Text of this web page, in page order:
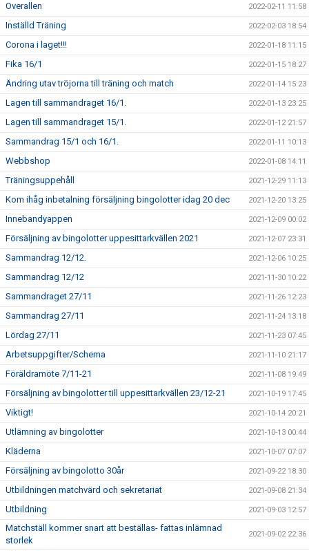
Overallen 2022-02-11 11:58
Inställd Träning 2022-02-03 18:54
Corona i laget!!! 2022-01-18 11:15
Fika 16/1 2022-01-15 18:27
Ändring utav tröjorna till träning och match 2022-01-14 15:23
Lagen till sammandraget 16/1. 2022-01-13 23:25
Lagen till sammandraget 15/1. 2022-01-12 21:57
Sammandrag 15/1 och 16/1. 2022-01-11 10:13
Webbshop 2022-01-08 14:11
Träningsuppehåll 2021-12-29 11:13
Kom ihåg inbetalning försäljning bingolotter idag 20 dec 2021-12-20 13:25
Innebandyappen 2021-12-09 00:02
Försäljning av bingolotter uppesittarkvällen 2021 2021-12-07 23:31
Sammandrag 12/12. 2021-12-06 10:25
Sammandrag 12/12 2021-11-30 10:22
Sammandraget 27/11 2021-11-26 12:23
Sammandrag 27/11 2021-11-24 13:18
Lördag 27/11 2021-11-23 07:45
Arbetsuppgifter/Schema 2021-11-10 21:17
Föräldramöte 7/11-21 2021-11-08 19:49
Försäljning av bingolotter till uppesittarkvällen 23/12-21 2021-10-19 17:45
Viktigt! 2021-10-14 20:21
Utlämning av bingolotter 2021-10-13 00:44
Kläderna 2021-10-07 07:07
Försäljning av bingolotto 30år 2021-09-22 18:30
Utbildningen matchvärd och sekretariat 2021-09-08 21:34
Utbildning 2021-09-03 12:57
Matchställ kommer snart att beställas- fattas inlämnad
storlek
2021-09-02 22:36